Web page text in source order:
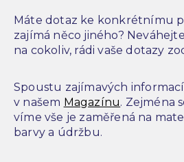
Máte dotaz ke konkrétnímu
zajímá něco jiného?
na cokoliv, rádi vaše dotazy
Spoustu zajímavých
v našem Magazínu. Zejména
víme vše je zaměřená na
barvy a údržbu.